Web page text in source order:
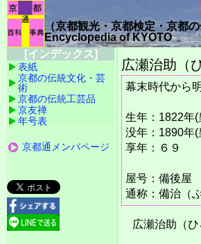
（京都観光・京都検定・京都
Encyclopedia of KYOTO
広瀬治助（
幕末時代から
生年：1822年(
没年：1890年(
享年：６９
屋号：備後屋
通称：備治（
広瀬治助（ひ
[インデックス]
表紙
京都の伝統文化・芸
術
京都の伝統工芸品
京友禅
年号表
京都通メンバページ